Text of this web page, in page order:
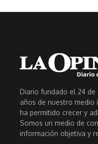
Diario fundado el 24 de
años de nuestro medio
ha permitido crecer y
Somos un medio de
información objetiva y